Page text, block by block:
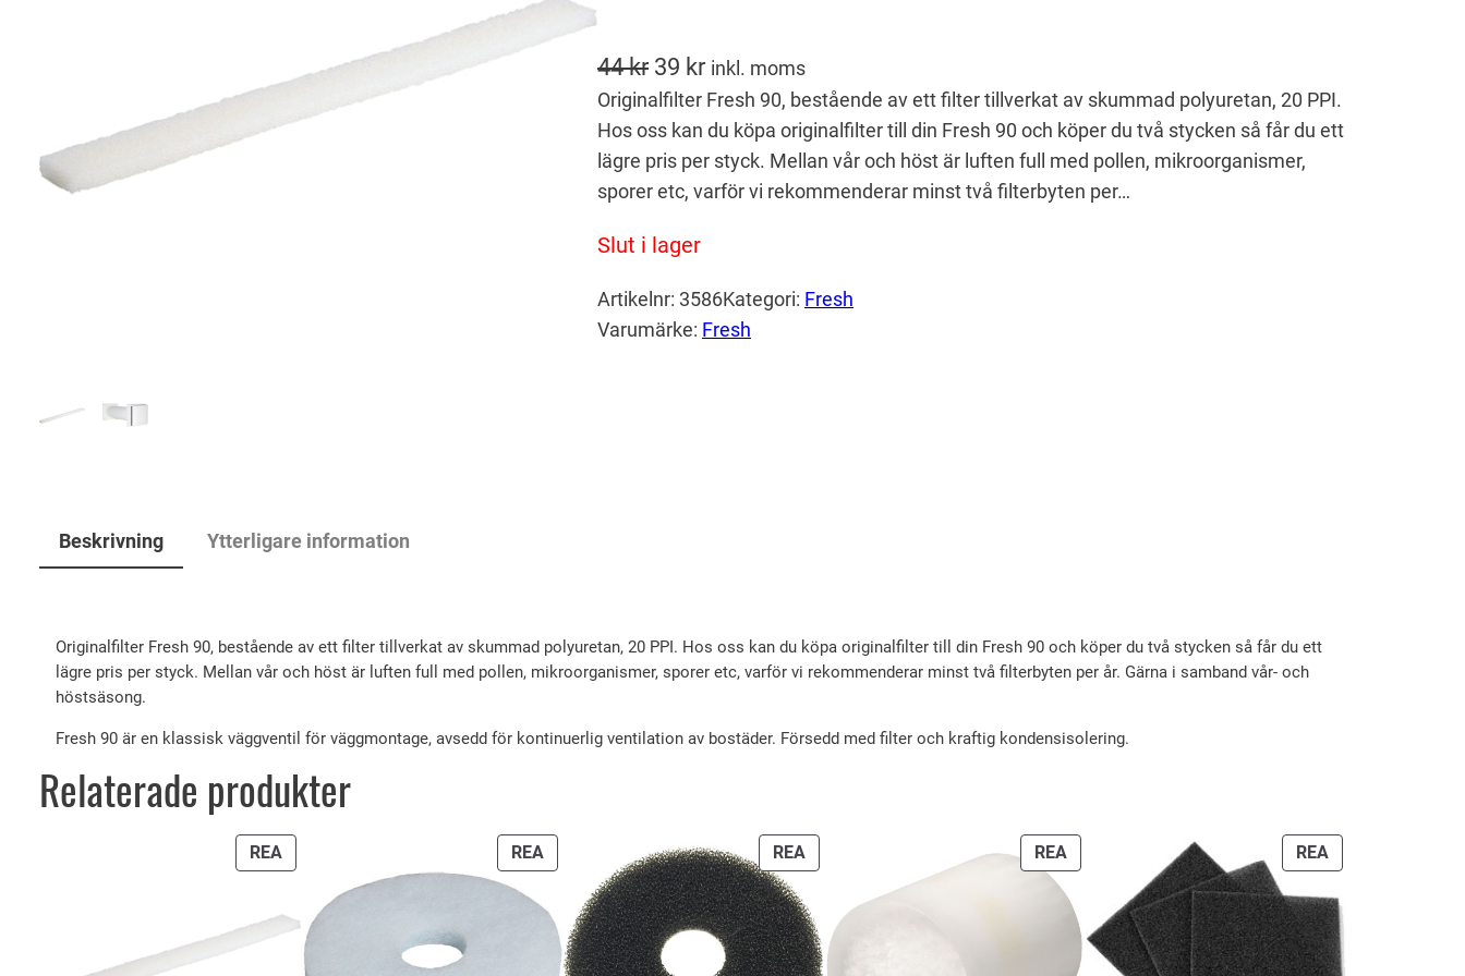
44kr D
e
t
u
s
r
r
i
e
a
r
:
4
39 krD
e
t
n
r
e
t
r
9
k
inkl. moms
Originalfilter Fresh 90, bestående av ett filter tillverkat av skummad polyuretan, 20 PPI.
Hos oss kan du köpa originalfilter till din Fresh 90 och köper du två stycken så får du ett
lägre pris per styck. Mellan vår och höst är luften full med pollen, mikroorganismer,
sporer etc, varför vi rekommenderar minst två filterbyten per…
Slut i lager
Artikelnr: 3586Kategori: Fresh
Varumärke: Fresh
Beskrivning Ytterligare information
Originalfilter Fresh 90, bestående av ett filter tillverkat av skummad polyuretan, 20 PPI. Hos oss kan du köpa originalfilter till din Fresh 90 och köper du två stycken så får du ett
lägre pris per styck. Mellan vår och höst är luften full med pollen, mikroorganismer, sporer etc, varför vi rekommenderar minst två filterbyten per år. Gärna i samband vår- och
höstsäsong.
Fresh 90 är en klassisk väggventil för väggmontage, avsedd för kontinuerlig ventilation av bostäder. Försedd med filter och kraftig kondensisolering.
Relaterade produkter
REAPRODUKTER
PÅ
REAPRODUKTER
PÅ
REA
REAPRODUKTER
PÅ
REA
REAPRODUKTER
PÅ
REA
REAPRODUKTER
PÅ
REA